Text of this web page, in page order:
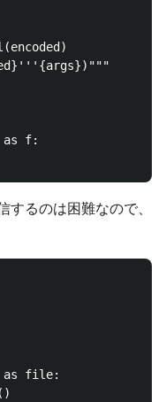
as f:
るのは困難なので、
as file: